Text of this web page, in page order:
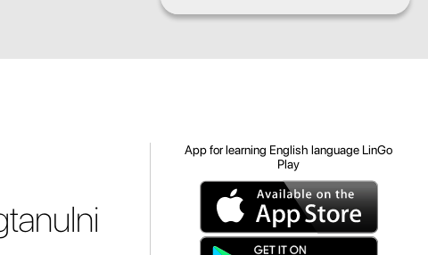
App for learning English language LinGo
Play